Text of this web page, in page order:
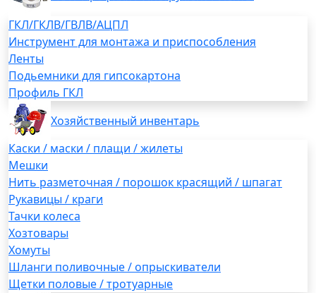
ГКЛ/ГКЛВ/ГВЛВ/АЦПЛ
Инструмент для монтажа и приспособления
Ленты
Подьемники для гипсокартона
Профиль ГКЛ
Хозяйственный инвентарь
Каски / маски / плащи / жилеты
Мешки
Нить разметочная / порошок красящий / шпагат
Рукавицы / краги
Тачки колеса
Хозтовары
Хомуты
Шланги поливочные / опрыскиватели
Щетки половые / тротуарные